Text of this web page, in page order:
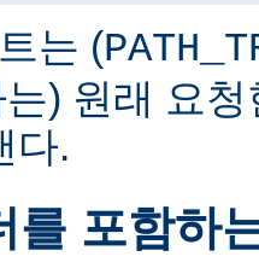
는 (
) 원래 요
다.
를 포함하